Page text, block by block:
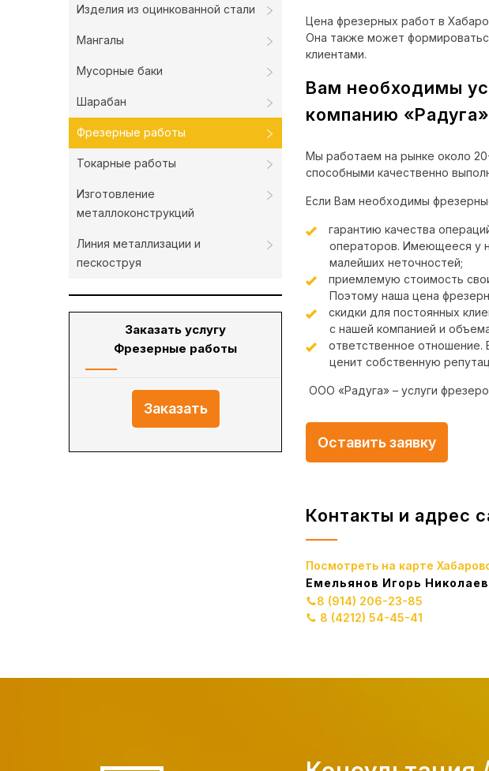
Изделия из оцинкованной стали
Мангалы
Мусорные баки
Шарабан
Фрезерные работы
Токарные работы
Изготовление
металлоконструкций
Линия металлизации и
пескоструя
Заказать услугу
Фрезерные работы
Заказать
Цена фрезерных работ в
Она также может
клиентами.
Вам необходимы
компанию
Мы работаем на рынке около
способными качественно
Если Вам необходимы
гарантию качества
операторов. Имеющееся у
малейших неточностей;
приемлемую стоимость
Поэтому наша цена
скидки для постоянных
с нашей компанией и
ответственное отношение.
ценит собственную
ООО «Радуга» – услуги
Оставить заявку
Контакты и адрес
Посмотреть на карте
Емельянов Игорь
8 (914) 206-23-85
8 (4212) 54-45-41